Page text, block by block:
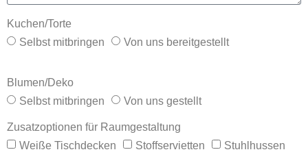
Kuchen/Torte
Selbst mitbringen
Von uns bereitgestellt
Blumen/Deko
Selbst mitbringen
Von uns gestellt
Zusatzoptionen für Raumgestaltung
Weiße Tischdecken
Stoffservietten Stuhlhussen